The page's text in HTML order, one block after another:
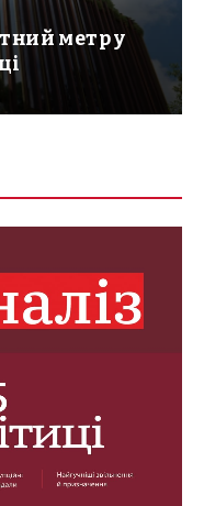
метр у